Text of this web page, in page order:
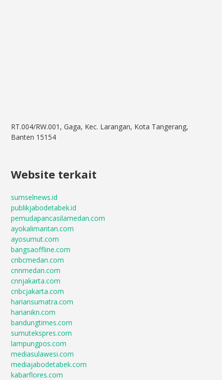
RT.004/RW.001, Gaga, Kec. Larangan, Kota Tangerang,
Banten 15154
Website terkait
sumselnews.id
publikjabodetabek.id
pemudapancasilamedan.com
ayokalimantan.com
ayosumut.com
bangsaoffline.com
cnbcmedan.com
cnnmedan.com
cnnjakarta.com
cnbcjakarta.com
hariansumatra.com
harianikn.com
bandungtimes.com
sumutekspres.com
lampungpos.com
mediasulawesi.com
mediajabodetabek.com
kabarflores.com